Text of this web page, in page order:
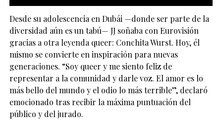
Desde su adolescencia en Dubái —donde ser parte de la
diversidad aún es un tabú— JJ soñaba con Eurovisión
gracias a otra leyenda queer: Conchita Wurst. Hoy, él
mismo se convierte en inspiración para nuevas
generaciones. “Soy queer y me siento feliz de
representar a la comunidad y darle voz. El amor es lo
más bello del mundo y el odio lo más terrible”, declaró
emocionado tras recibir la máxima puntuación del
público y del jurado.